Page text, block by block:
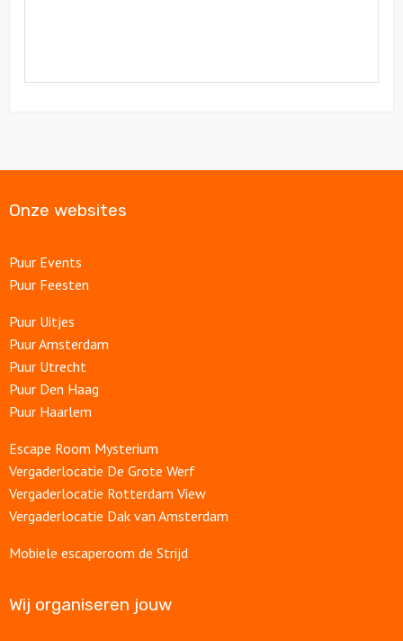
Onze websites
Puur Events
Puur Feesten
Puur Uitjes
Puur Amsterdam
Puur Utrecht
Puur Den Haag
Puur Haarlem
Escape Room Mysterium
Vergaderlocatie De Grote Werf
Vergaderlocatie Rotterdam View
Vergaderlocatie Dak van Amsterdam
Mobiele escaperoom de Strijd
Wij organiseren jouw